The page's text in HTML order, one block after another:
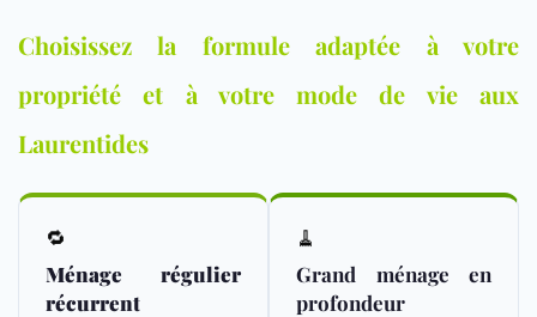
Choisissez la formule adaptée à votre
propriété et à votre mode de vie aux
Laurentides
🔁
Ménage régulier
récurrent
🧹
Grand ménage en
profondeur